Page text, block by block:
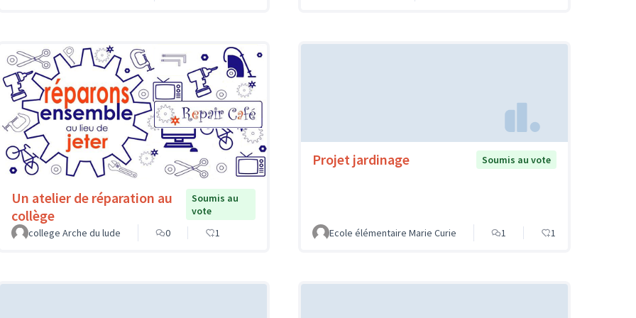
Un atelier de réparation au
collège
Soumis au
vote
college Arche du lude
0 1
Projet jardinage Soumis au vote
Ecole élémentaire Marie Curie 1 1